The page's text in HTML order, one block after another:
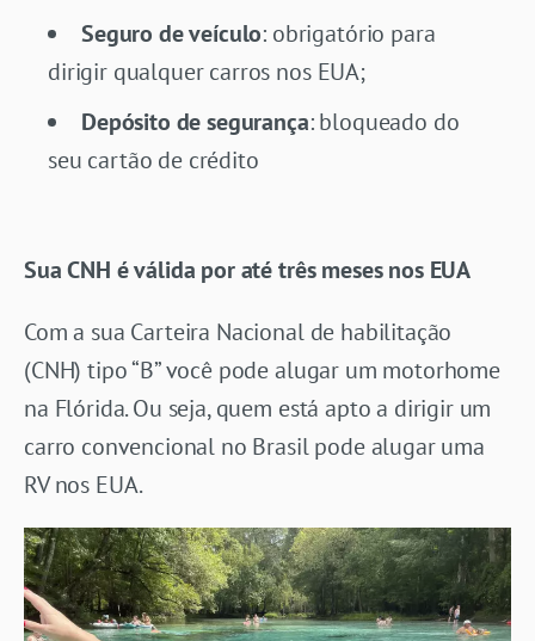
Seguro de veículo: obrigatório para
dirigir qualquer carros nos EUA;
Depósito de segurança: bloqueado do
seu cartão de crédito
Sua CNH é válida por até três meses nos EUA
Com a sua Carteira Nacional de habilitação
(CNH) tipo “B” você pode alugar um motorhome
na Flórida. Ou seja, quem está apto a dirigir um
carro convencional no Brasil pode alugar uma
RV nos EUA.